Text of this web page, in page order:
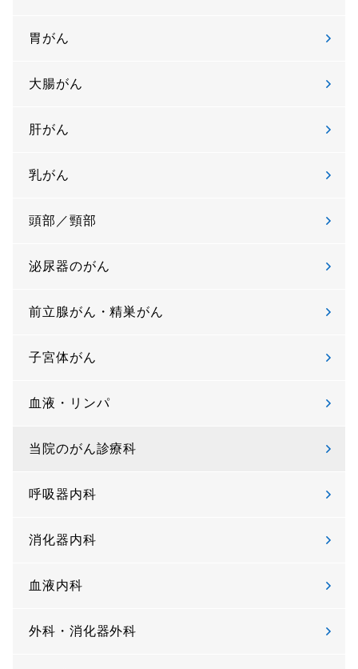
胃がん
大腸がん
肝がん
乳がん
頭部／頸部
泌尿器のがん
前立腺がん・精巣がん
子宮体がん
血液・リンパ
当院のがん診療科
呼吸器内科
消化器内科
血液内科
外科・消化器外科